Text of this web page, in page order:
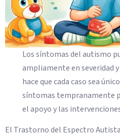
Los síntomas del autismo
ampliamente en severidad
hace que cada caso sea
síntomas tempranamente
el apoyo y las
El Trastorno del Espectro